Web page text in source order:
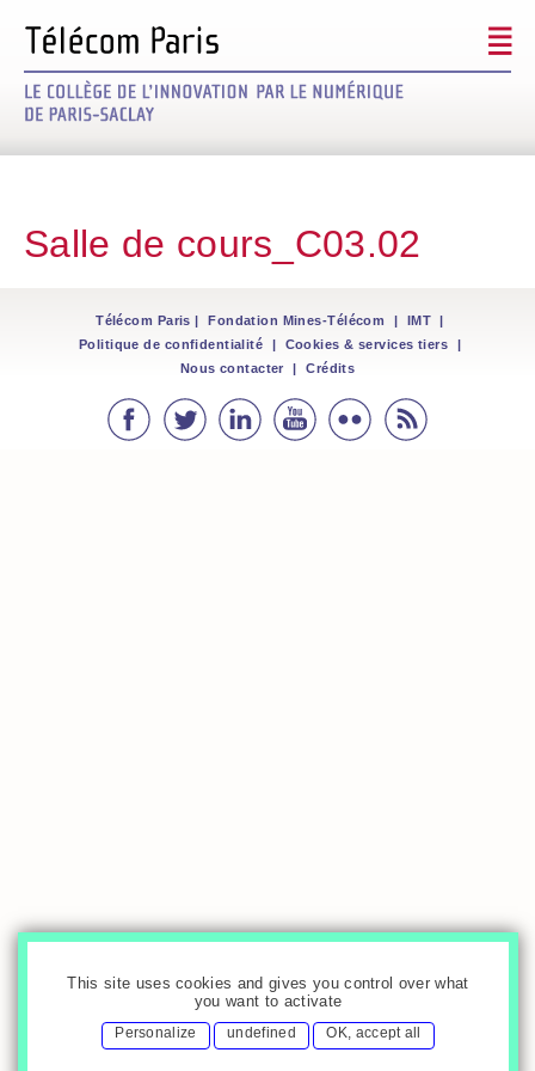
Salle de cours_C03.02
Télécom Paris | Fondation Mines-Télécom | IMT |
Politique de confidentialité
| Cookies & services tiers
|
Nous contacter
| Crédits
Les mécènes
This site uses cookies and gives you control over what
you want to activate
Personalize undefined OK, accept all